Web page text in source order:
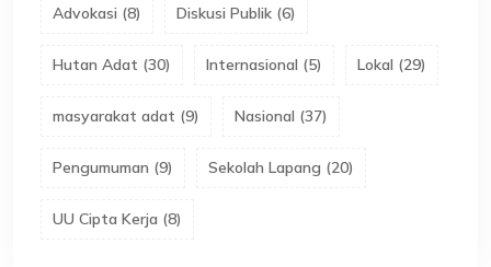
Advokasi (8) Diskusi Publik (6)
Hutan Adat (30) Internasional (5) Lokal (29)
masyarakat adat (9) Nasional (37)
Pengumuman (9) Sekolah Lapang (20)
UU Cipta Kerja (8)